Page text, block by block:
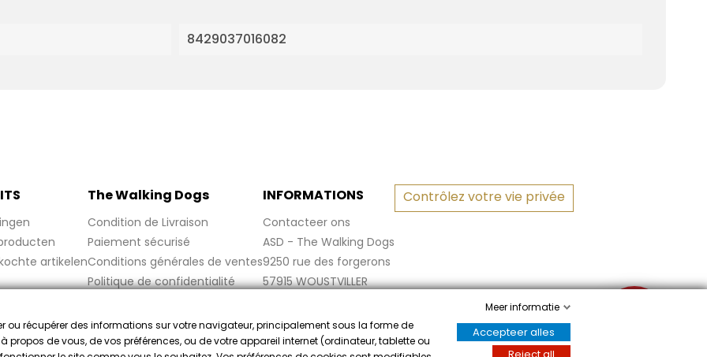
8429037016082
artikelen
The Walking Dogs
Condition de Livraison
Paiement sécurisé
Conditions générales de ventes
Politique de confidentialité
Mentions légales
FAQ
INFORMATIONS
Contacteer ons
ASD - The Walking Dogs
9250 rue des forgerons
57915 WOUSTVILLER
Contrôlez votre vie privée
ou récupérer des informations sur votre navigateur, principalement sous la forme de
propos de vous, de vos préférences, ou de votre appareil internet (ordinateur, tablette ou
Meer informatie
Accepteer alles